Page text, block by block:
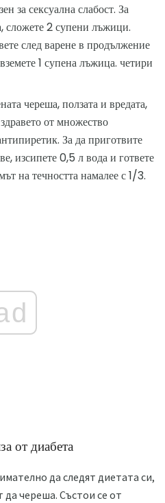
за сексуална слабост. За
сложете 2 супени лъжици.
след варене в продължение
1 супена лъжица. четири
череша, ползата и вредата,
от множество
За да приготвите
изсипете 0,5 л вода и гответе
на течността намалее с 1/3.
от диабета
да следят диетата си,
да череша. Състои се от